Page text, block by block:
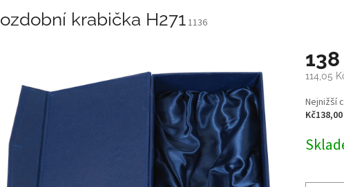
ozdobní krabička H2711136
114,05
Měrná
cena:
Nejnižší
Kč138,00